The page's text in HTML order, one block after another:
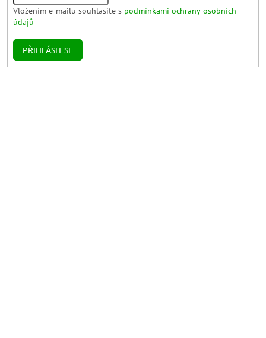
Vložením e-mailu souhlasíte s podmínkami ochrany osobních
údajů
PŘIHLÁSIT SE